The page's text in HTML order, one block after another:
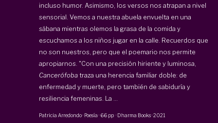
incluso humor. Asimismo, los versos nos atrapan a nivel
sensorial. Vemos a nuestra abuela envuelta en una
sábana mientras olemos la grasa de la comida y
escuchamos a los niños jugar en la calle. Recuerdos que
no son nuestros, pero que el poemario nos permite
apropiarnos. "Con una precisión hiriente y luminosa,
Cancerófobatraza una herencia familiar doble: de
enfermedad y muerte, pero también de sabiduría y
resiliencia femeninas. La ...
Patricia Arredondo· Poesía · 66 pp · Dharma Books·2021